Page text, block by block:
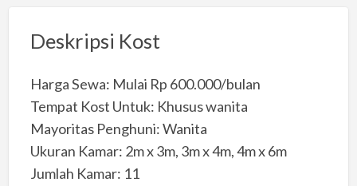
Deskripsi Kost
Harga Sewa: Mulai Rp 600.000/bulan
Tempat Kost Untuk: Khusus wanita
Mayoritas Penghuni: Wanita
Ukuran Kamar: 2m x 3m, 3m x 4m, 4m x 6m
Jumlah Kamar: 11